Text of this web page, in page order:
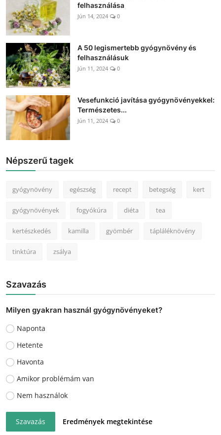
felhasználása
Jún 14, 2024 0
A 50 legismertebb gyógynövény és
felhasználásuk
Jún 11, 2024 0
Vesefunkció javítása gyógynövényekkel:
Természetes...
Jún 11, 2024 0
Népszerű tagek
gyógynövény egészség recept betegség kert
gyógynövények fogyókúra diéta tea
kertészkedés kamilla gyömbér tápláléknövény
tinktúra zsálya
Szavazás
Milyen gyakran használ gyógynövényeket?
Naponta
Hetente
Havonta
Amikor problémám van
Nem használok
Szavazás Eredmények megtekintése